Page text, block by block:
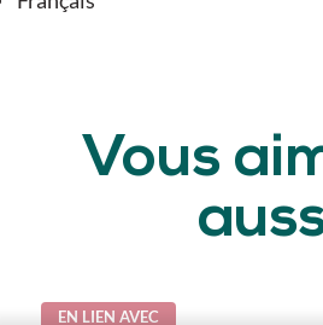
Vous
EN LIEN AVEC